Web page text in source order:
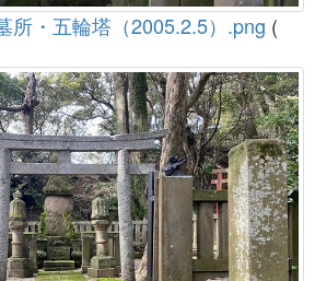
所・五輪塔（2005.2.5）.png (